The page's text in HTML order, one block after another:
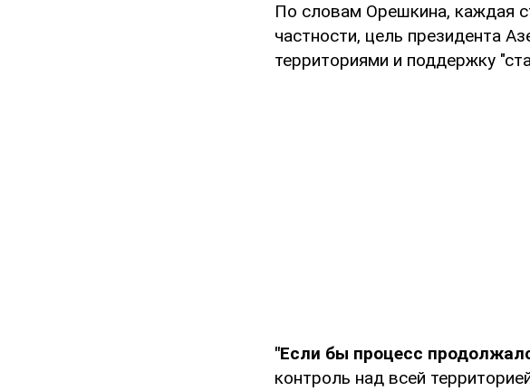
По словам Орешкина, каждая
частности, цель президента
территориями и поддержку
"Если бы процесс
контроль над всей